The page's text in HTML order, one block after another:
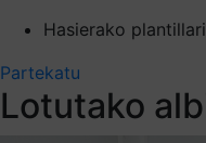
Hasierako
Partekatu
Lotutako